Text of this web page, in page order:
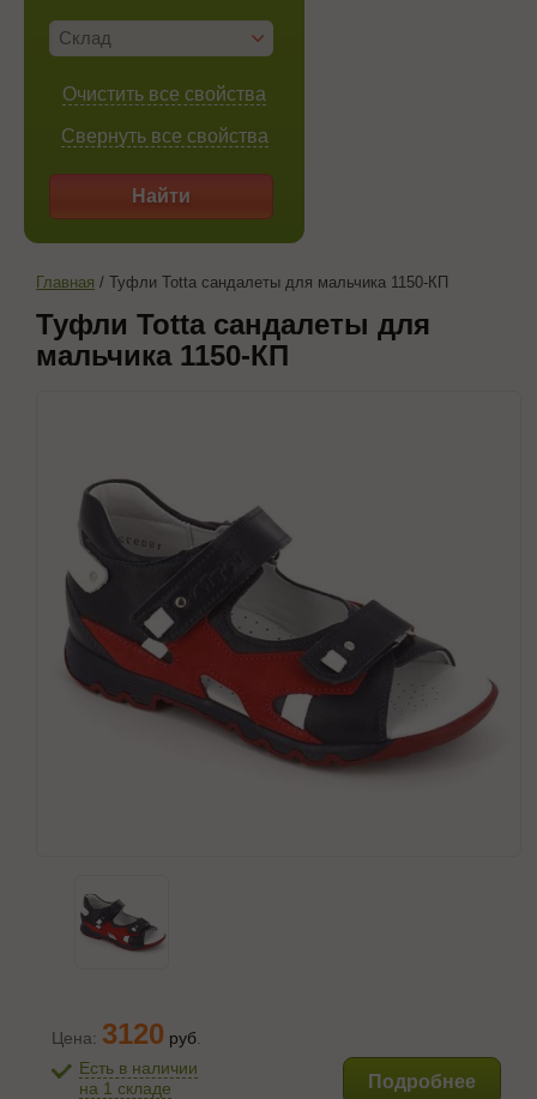
Склад
Очистить все свойства
Свернуть все свойства
Найти
Главная / Туфли Totta сандалеты для мальчика 1150-КП
Туфли Totta сандалеты для
мальчика 1150-КП
Цена: 3120 руб
Есть в наличии
на 1 складе
Подробнее